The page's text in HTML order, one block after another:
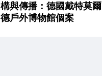
構與傳播：德國戴特莫爾
德戶外博物館個案